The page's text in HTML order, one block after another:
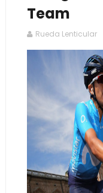
Team
Rueda Lenticular